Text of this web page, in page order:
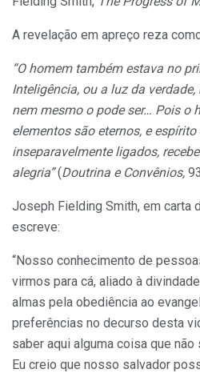
A revelação em apreço reza
“O homem também estava no
Inteligência, ou a luz da
nem mesmo o pode ser… Pois o
elementos são eternos, e espírito
inseparavelmente ligados,
alegria”(Doutrina e Convênios,
Joseph Fielding Smith, em carta
escreve:
“Nosso conhecimento de
virmos para cá, aliado à
almas pela obediência ao
preferências no decurso desta
saber aqui alguma coisa que
Eu creio que nosso salvador